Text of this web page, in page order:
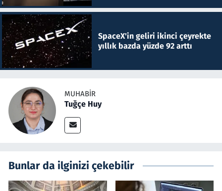
SpaceX'in geliri ikinci çeyrekte
yıllık bazda yüzde 92 arttı
MUHABIR
Tuğçe Huy
Bunlar da ilginizi çekebilir